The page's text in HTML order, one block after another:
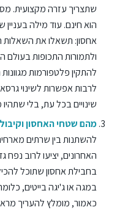
שתצריך עזרה מקצועית.
הוא חינם. עוד מילה בעניין
אחסון: תשאלו את השאלות
ולתמורות התכופות בעולם
להתקין פלטפורמות
שינויים בכל עת, בלי
מהם שטחי האחסון
להשתנות בין שרתים
האחרונים, יציעו לרוב נפח
בחבילת אחסון שתוכל
במגה או ג'יגה בייטים,
כאמור, מומלץ להעריך